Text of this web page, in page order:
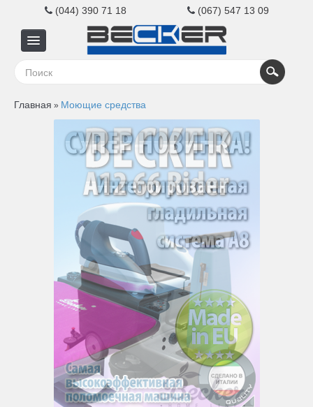
(044) 390 71 18 (067) 547 13 09
бизнеса
Контакты
Главная » Моющие средства